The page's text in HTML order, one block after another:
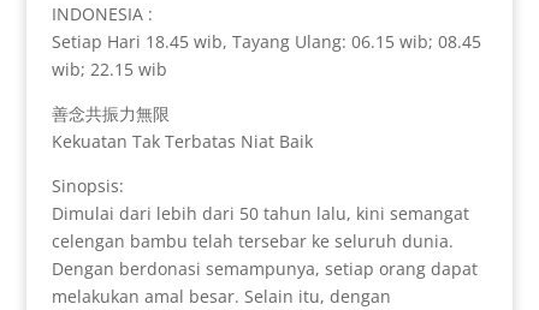
INDONESIA :
Setiap Hari 18.45 wib, Tayang Ulang: 06.15 wib; 08.45
wib; 22.15 wib
善念共振力無限
Kekuatan Tak Terbatas Niat Baik
Sinopsis:
Dimulai dari lebih dari 50 tahun lalu, kini semangat
celengan bambu telah tersebar ke seluruh dunia.
Dengan berdonasi semampunya, setiap orang dapat
melakukan amal besar. Selain itu, dengan